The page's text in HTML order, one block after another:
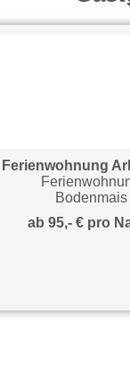
Ferienwohnung
Bodenmais
ab 95,- € pro